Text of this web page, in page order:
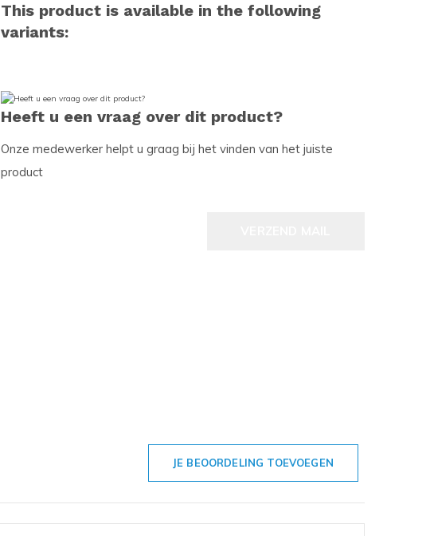
This product is available in the following
variants:
Heeft u een vraag over dit product?
Onze medewerker helpt u graag bij het vinden van het juiste
product
JE BEOORDELING TOEVOEGEN